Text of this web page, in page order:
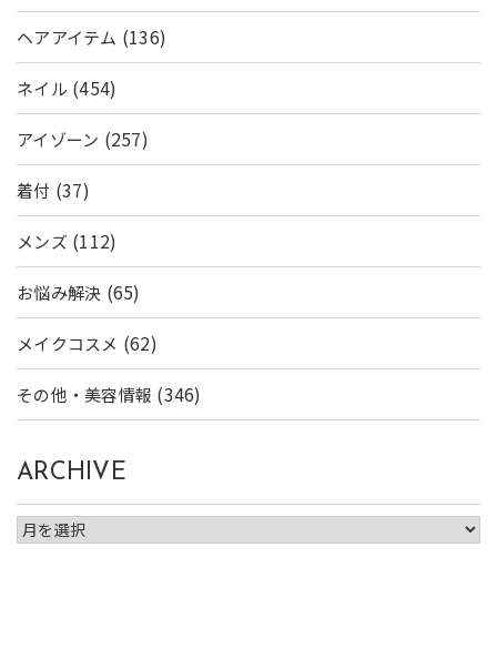
ヘアアイテム (136)
ネイル (454)
アイゾーン (257)
着付 (37)
メンズ (112)
お悩み解決 (65)
メイクコスメ (62)
その他・美容情報 (346)
ARCHIVE